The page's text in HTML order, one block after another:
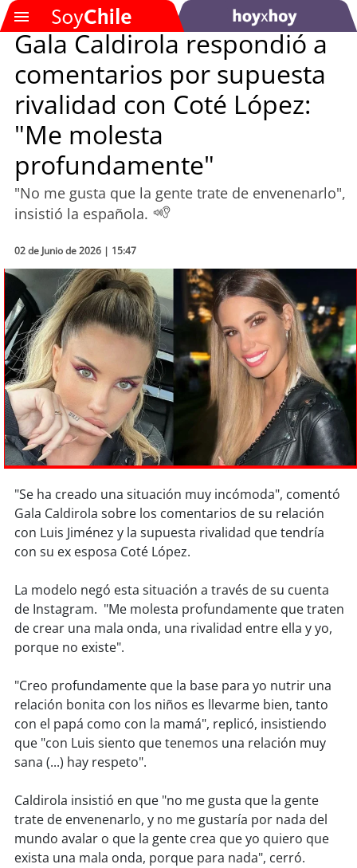
SOYTV
Podcast
Actualidad
Entretención
Economía
Deportes
Tecnología
Sostenibilidad
soychile
soyarica
soycalama
soy antofagasta
soy copiapó
valparaíso
soyquillota
soysanantonio
soy chillán
soysancarlos
soy talcahuano
Gala Caldirola respondió a
comentarios por supuesta
rivalidad con Coté López:
"Me molesta
profundamente"
"No me gusta que la gente trate de envenenarlo",
insistió la española.
02 de Junio de 2026 | 15:47
"Se ha creado una situación muy incómoda", comentó
Gala Caldirola sobre los comentarios de su relación
con Luis Jiménez y la supuesta rivalidad que tendría
con su ex esposa Coté López.
La modelo negó esta situación a través de su cuenta
de Instagram. "Me molesta profundamente que traten
de crear una mala onda, una rivalidad entre ella y yo,
porque no existe".
"Creo profundamente que la base para yo nutrir una
relación bonita con los niños es llevarme bien, tanto
con el papá como con la mamá", replicó, insistiendo
que "con Luis siento que tenemos una relación muy
sana (...) hay respeto".
Caldirola insistió en que "no me gusta que la gente
trate de envenenarlo, y no me gustaría por nada del
mundo avalar o que la gente crea que yo quiero que
exista una mala onda, porque para nada", cerró.